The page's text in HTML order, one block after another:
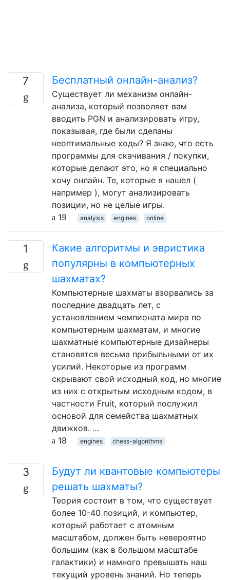
7 Бесплатный онлайн-анализ?
Существует ли механизм онлайн-
анализа, который позволяет вам
вводить PGN и анализировать игру,
показывая, где были сделаны
неоптимальные ходы? Я знаю, что есть
программы для скачивания / покупки,
которые делают это, но я специально
хочу онлайн. Те, которые я нашел (
например ), могут анализировать
позиции, но не целые игры.
19
analysis engines online
1
Какие алгоритмы и эвристика
популярны в компьютерных
шахматах?
Компьютерные шахматы взорвались за
последние двадцать лет, с
установлением чемпионата мира по
компьютерным шахматам, и многие
шахматные компьютерные дизайнеры
становятся весьма прибыльными от их
усилий. Некоторые из программ
скрывают свой исходный код, но многие
из них с открытым исходным кодом, в
частности Fruit, который послужил
основой для семейства шахматных
движков. …
18
engines chess-algorithms
3
Будут ли квантовые компьютеры
решать шахматы?
Теория состоит в том, что существует
более 10-40 позиций, и компьютер,
который работает с атомным
масштабом, должен быть невероятно
большим (как в большом масштабе
галактики) и намного превышать наш
текущий уровень знаний. Но теперь